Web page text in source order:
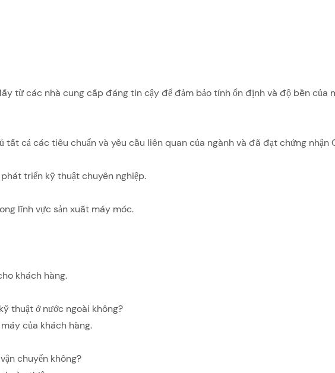
từ các nhà cung cấp đáng tin cậy để đảm bảo tính ổn định và độ bền của
cả các tiêu chuẩn và yêu cầu liên quan của ngành và đã đạt chứng nhận
triển kỹ thuật chuyên nghiệp.
lĩnh vực sản xuất máy móc.
khách hàng.
thuật ở nước ngoài không?
của khách hàng.
chuyển không?